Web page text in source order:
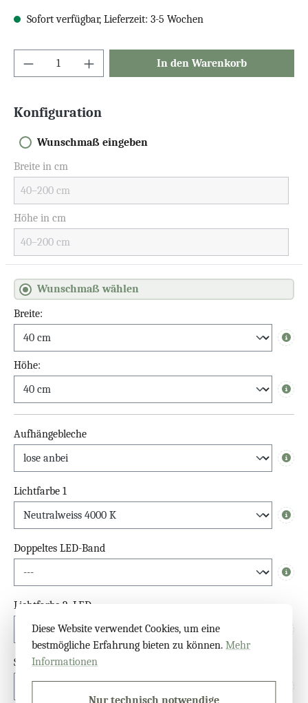
Sofort verfügbar, Lieferzeit: 3-5 Wochen
In den Warenkorb
Konfiguration
Wunschmaß eingeben
Breite in cm
Höhe in cm
Wunschmaß wählen
Breite:
Info
Höhe:
Info
Aufhängebleche
Info
Lichtfarbe 1
Info
Doppeltes LED-Band
Info
Lichtfarbe 2. LED
Schalter
Diese Website verwendet Cookies, um eine
bestmögliche Erfahrung bieten zu können.Mehr
Informationen
Nur technisch notwendige